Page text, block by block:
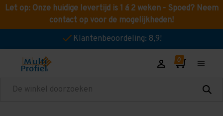
Let op: Onze huidige levertijd is 1 á 2 weken - Spoed? Neem
contact op voor de mogelijkheden!
Klantenbeoordeling: 8,9!
Zoeken